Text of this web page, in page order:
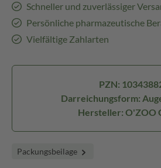
Schneller und zuverlässiger
Persönliche pharmazeutische
Vielfältige Zahlarten
PZN:
Darreichungsform:
Hersteller: O'ZOO
Packungsbeilage